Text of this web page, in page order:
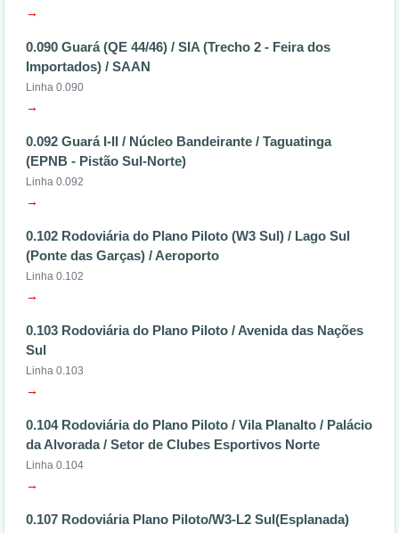
→
0.090 Guará (QE 44/46) / SIA (Trecho 2 - Feira dos
Importados) / SAAN
Linha 0.090
→
0.092 Guará I-II / Núcleo Bandeirante / Taguatinga
(EPNB - Pistão Sul-Norte)
Linha 0.092
→
0.102 Rodoviária do Plano Piloto (W3 Sul) / Lago Sul
(Ponte das Garças) / Aeroporto
Linha 0.102
→
0.103 Rodoviária do Plano Piloto / Avenida das Nações
Sul
Linha 0.103
→
0.104 Rodoviária do Plano Piloto / Vila Planalto / Palácio
da Alvorada / Setor de Clubes Esportivos Norte
Linha 0.104
→
0.107 Rodoviária Plano Piloto/W3-L2 Sul(Esplanada)